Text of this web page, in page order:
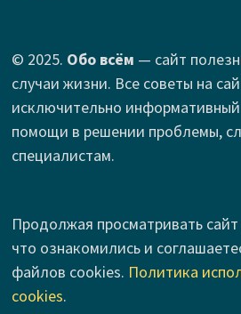
© 2025. Обо всём — сайт
случаи жизни. Все советы на
исключительно
помощи в решении проблемы,
специалистам.
Продолжая просматривать
что ознакомились и
файлов cookies. Политика
cookies.